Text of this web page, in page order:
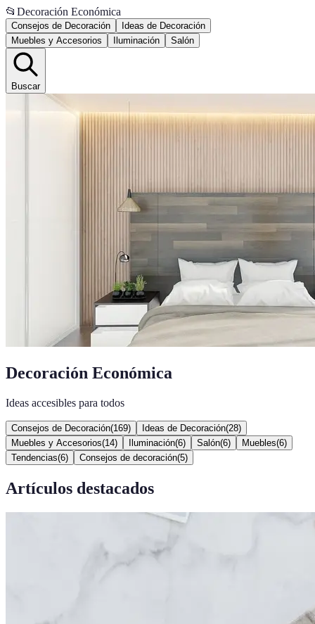
📂 Decoración Económica
Consejos de Decoración
Ideas de Decoración
Muebles y Accesorios
Iluminación Salón
Buscar
Decoración Económica
Ideas accesibles para todos
Consejos de Decoración(169) Ideas de Decoración(28)
Muebles y Accesorios(14) Iluminación(6) Salón(6) Muebles(6)
Tendencias(6) Consejos de decoración(5)
Artículos destacados